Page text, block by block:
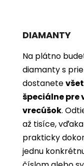
DIAMANTY
Na plátno
diamanty s
dostanete
špeciálne pre
vrecúšok.
až tisíce,
prakticky
jednu